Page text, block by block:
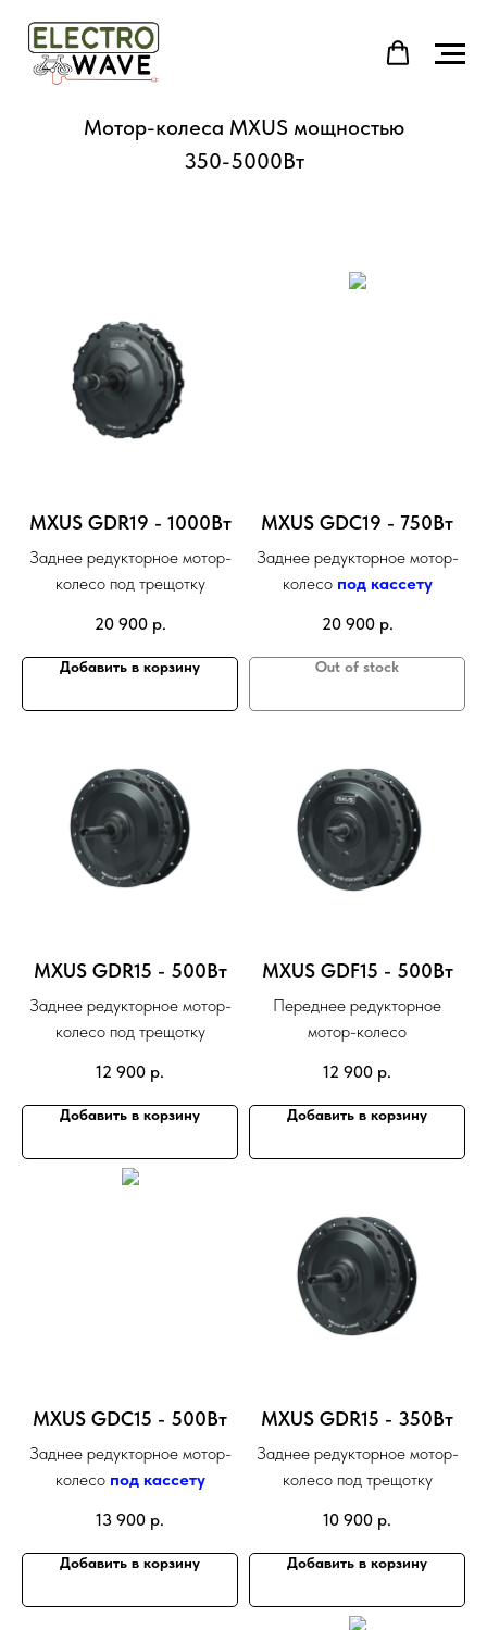
Мотор-колеса MXUS мощностью
350-5000Вт
MXUS GDR19 - 1000Вт
Заднее редукторное мотор-
колесо под трещотку
20 900 р.
Добавить в корзину
MXUS GDC19 - 750Вт
Заднее редукторное мотор-
колесо под кассету
20 900 р.
Out of stock
MXUS GDR15 - 500Вт
Заднее редукторное мотор-
колесо под трещотку
12 900 р.
Добавить в корзину
MXUS GDF15 - 500Вт
Переднее редукторное
мотор-колесо
12 900 р.
Добавить в корзину
MXUS GDC15 - 500Вт
Заднее редукторное мотор-
колесо под кассету
13 900 р.
Добавить в корзину
MXUS GDR15 - 350Вт
Заднее редукторное мотор-
колесо под трещотку
10 900 р.
Добавить в корзину